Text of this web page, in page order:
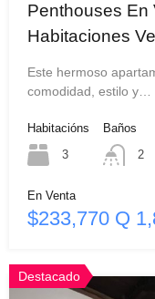
Penthouses En
Habitaciones
Este hermoso
comodidad, estilo y…
Habitacións
3
Baños
2
En Venta
$233,770 Q
Destacado